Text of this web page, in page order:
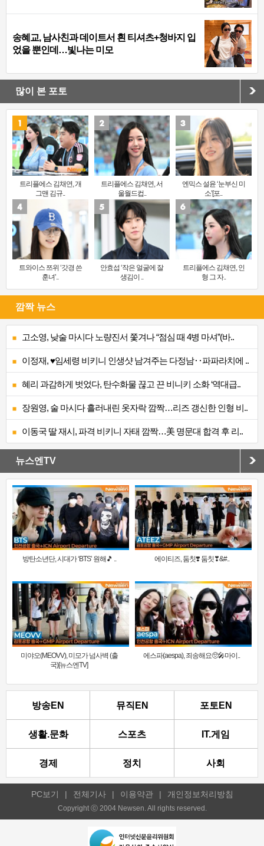
송혜교, 남사친과 데이트서 흰 티셔츠+청바지 입
었을 뿐인데…빛나는 미모
많이 본 포토
트리플에스 김채연, 개
그맨 김규..
트리플에스 김채연, 서
울월드컵..
엔믹스 설윤 ‘눈부신 미
소’[포..
트와이스 쯔위 ‘갓경 쓴
훈녀’..
안효섭 ‘작은 얼굴에 잘
생김이 ..
트리플에스 김채연, 인
형 그 자..
깜짝 뉴스
고소영, 낮술 마시다 노량진서 쫓겨나 “점심 때 4병 마셔”(바..
이정재, ♥임세령 비키니 인생샷 남겨주는 다정남‥파파라치에 ..
혜리 과감하게 벗었다, 탄수화물 끊고 끈 비니키 소화 ‘역대급..
장원영, 술 마시다 흘러내린 옷자락 깜짝…리즈 갱신한 인형 비..
이동국 딸 재시, 파격 비키니 자태 깜짝…美 명문대 합격 후 리..
뉴스엔TV
방탄소년단, 시대가 ‘BTS’ 원해🎵 .. 에이티즈, 둠칫❣️ 둠칫❣&#..
미야오(MEOVV), 미모가 넘사벽 (출
국)[뉴스엔TV]
에스파(aespa), 죄송해요🥺🎤마이..
방송EN 뮤직EN 포토EN
생활.문화 스포츠 IT.게임
경제 정치 사회
PC보기 | 전체기사 | 이용약관 | 개인정보처리방침
Copyright ⓒ 2004 Newsen. All rights reserved.